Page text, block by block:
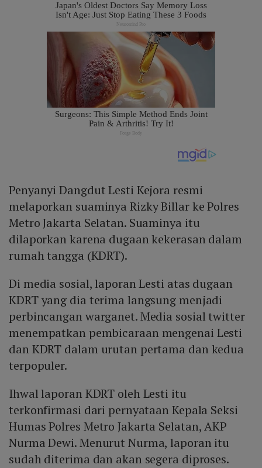
Penyanyi Dangdut Lesti Kejora resmi
melaporkan suaminya Rizky Billar ke Polres
Metro Jakarta Selatan. Suaminya itu
dilaporkan karena dugaan kekerasan dalam
rumah tangga (KDRT).
Di media sosial, laporan Lesti atas dugaan
KDRT yang dia terima langsung menjadi
perbincangan warganet. Media sosial twitter
menempatkan pembicaraan mengenai Lesti
dan KDRT dalam urutan pertama dan kedua
terpopuler.
Ihwal laporan KDRT oleh Lesti itu
terkonfirmasi dari pernyataan Kepala Seksi
Humas Polres Metro Jakarta Selatan, AKP
Nurma Dewi. Menurut Nurma, laporan itu
sudah diterima dan akan segera diproses.